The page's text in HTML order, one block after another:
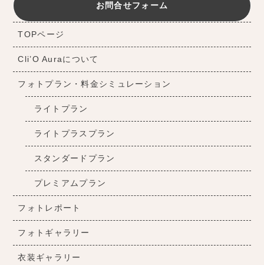
お問合せフォーム
TOPページ
Cli’O Auraについて
フォトプラン・料金シミュレーション
ライトプラン
ライトプラスプラン
スタンダードプラン
プレミアムプラン
フォトレポート
フォトギャラリー
衣装ギャラリー